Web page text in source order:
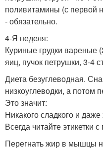
поливитамины (с первой
- обязательно.
4-Я неделя:
Куриные грудки вареные
яиц, пучок петрушки, 3-4
Диета безуглеводная.
низкоуглеводки, а потом
Это значит:
Никакого сладкого и даже
Всегда читайте этикетки
Перегнать жир в мышцы